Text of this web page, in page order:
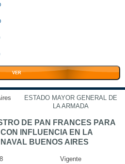
VER
ESTADO MAYOR GENERAL DE
LA ARMADA
DE PAN FRANCES PARA
INFLUENCIA EN LA
NAVAL BUENOS AIRES
Vigente